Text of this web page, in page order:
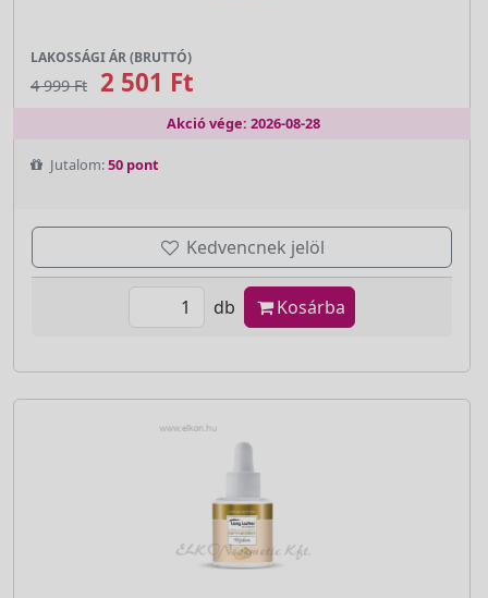
LAKOSSÁGI ÁR (BRUTTÓ)
4 999 Ft 2 501 Ft
Akció vége: 2026-08-28
Jutalom:50 pont
Kedvencnek jelöl
db Kosárba